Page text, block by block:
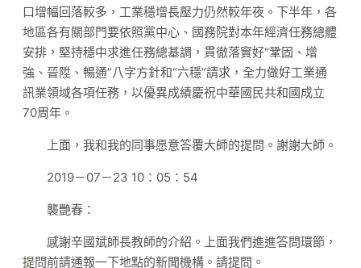
口增幅回落較多，工業穩增長壓力仍然較年夜。下半年，各
地區各有關部門要依照黨中心、國務院對本年經濟任務總體
安排，堅持穩中求進任務總基調，貫徹落實好“鞏固、增
強、晉陞、暢通”八字方針和“六穩”請求，全力做好工業通
訊業領域各項任務，以優異成績慶祝中華國民共和國成立
70周年。
上面，我和我的同事愿意答覆大師的提問。謝謝大師。
2019－07－23 10：05：54
襲艷春：
感謝辛國斌師長教師的介紹。上面我們進進答問環節，
提問前請通報一下地點的新聞機構。請提問。